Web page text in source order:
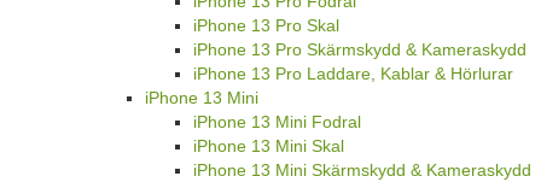
iPhone 13 Pro Skal
iPhone 13 Pro Skärmskydd & Kameraskydd
iPhone 13 Pro Laddare, Kablar & Hörlurar
iPhone 13 Mini
iPhone 13 Mini Fodral
iPhone 13 Mini Skal
iPhone 13 Mini Skärmskydd & Kameraskydd